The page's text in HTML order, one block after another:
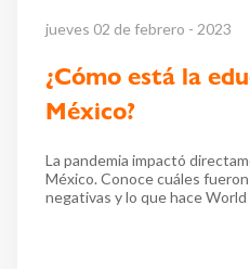
jueves 02 de febrero - 2023
¿Cómo está la
México?
La pandemia impactó
México. Conoce cuáles
negativas y lo que hace